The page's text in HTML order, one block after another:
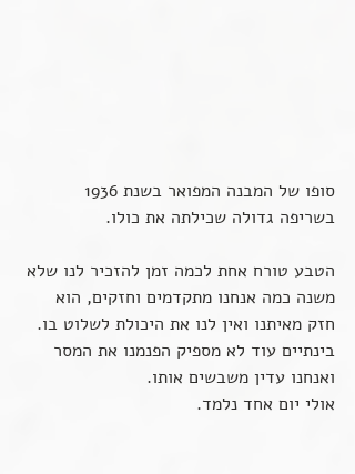
בשריפה גדולה שכילתה את כולו.
הטבע טורח אחת לכמה זמן להזכיר לנו שלא
משנה כמה אנחנו מתקדמים וחזקים, הוא
חזק מאיתנו ואין לנו את היכולת לשלוט בו.
בינתיים עוד לא מספיק הפנמנו את המסר
ואנחנו עדין משבשים אותו.
אולי יום אחד נלמד.